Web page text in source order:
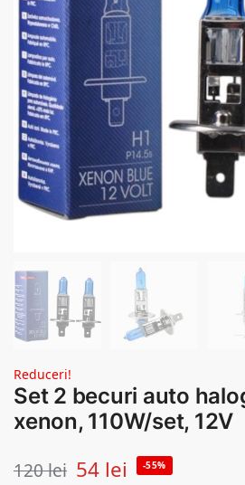
Reduceri!
Set 2 becuri auto
xenon, 110W/set, 12V
120lei 54 lei -55%